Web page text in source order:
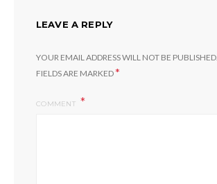
LEAVE A REPLY
YOUR EMAIL ADDRESS WILL NOT BE PUBLISHED.
FIELDS ARE MARKED*
COMMENT